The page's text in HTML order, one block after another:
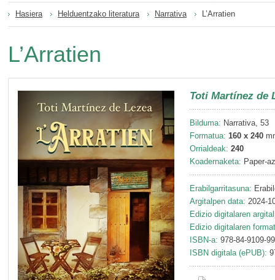
Hasiera Helduentzako literatura Narrativa L’Arratien
L’Arratien
Toti Martínez de
Bilduma: Narrativa, 53
Formatua: 160 x 240
Orrialdeak: 240
Koadernaketa: Paper-
Erabilgarritasuna:
Argitalpen data: 2024-
Edizio digitalaren
Edizio digitalaren
ISBN-a: 978-84-9109-
ISBN digitala (ePUB):